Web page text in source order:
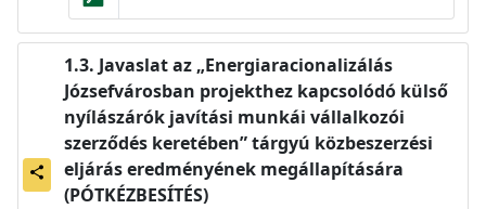
share
Javaslat az „Energiaracionalizálás
Józsefvárosban projekthez kapcsolódó külső
nyílászárók javítási munkái vállalkozói
szerződés keretében” tárgyú közbeszerzési
eljárás eredményének megállapítására
(PÓTKÉZBESÍTÉS)